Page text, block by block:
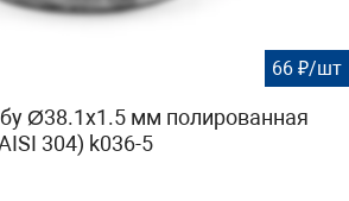
66 ₽/шт
Ø38.1х1.5 мм полированная
304) k036-5